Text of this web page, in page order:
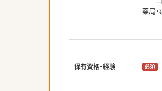
薬局
保有資格・経験 必須